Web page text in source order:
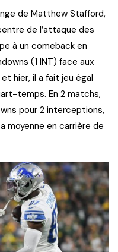
de Matthew Stafford,
de l’attaque des
à un comeback en
(1 INT) face aux
hier, il a fait jeu égal
temps. En 2 matchs,
pour 2 interceptions,
moyenne en carrière de